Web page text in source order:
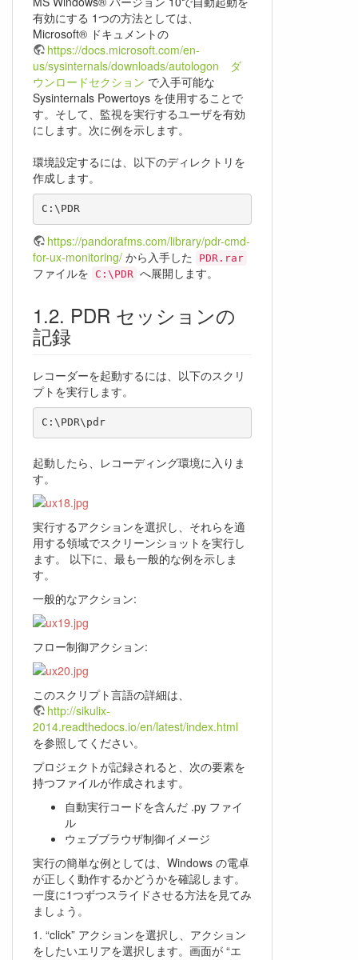
有効にする 1つの方法としては、
Microsoft® ドキュメントの
https://docs.microsoft.com/en-
us/sysinternals/downloads/autologon ダ
ウンロードセクション で入手可能な
Sysinternals Powertoys を使用することで
す。そして、監視を実行するユーザを有効
にします。次に例を示します。
環境設定するには、以下のディレクトリを
作成します。
C:\PDR
https://pandorafms.com/library/pdr-cmd-
for-ux-monitoring/ から入手した PDR.rar
ファイルを C:\PDR へ展開します。
PDR セッションの
記録
レコーダーを起動するには、以下のスクリ
プトを実行します。
C:\PDR\pdr
起動したら、レコーディング環境に入りま
す。
実行するアクションを選択し、それらを適
用する領域でスクリーンショットを実行し
ます。 以下に、最も一般的な例を示しま
す。
一般的なアクション:
フロー制御アクション:
このスクリプト言語の詳細は、
http://sikulix-
2014.readthedocs.io/en/latest/index.html
を参照してください。
プロジェクトが記録されると、次の要素を
持つファイルが作成されます。
自動実行コードを含んだ .py ファイ
ル
ウェブブラウザ制御イメージ
実行の簡単な例としては、Windows の電卓
が正しく動作するかどうかを確認します。
一度に1つずつスライドさせる方法を見てみ
ましょう。
1. “click” アクションを選択し、アクション
をしたいエリアを選択します。画面が “エ